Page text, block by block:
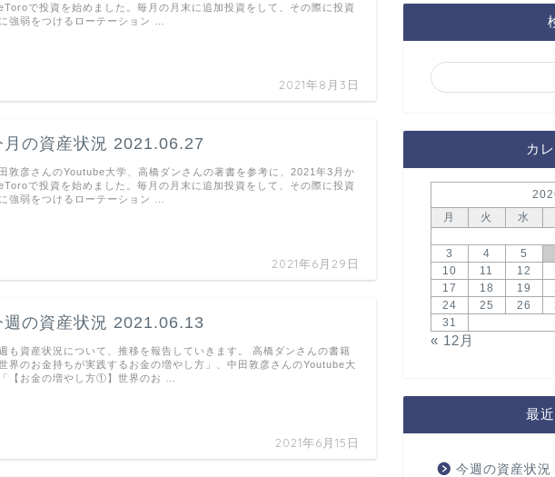
2021年8月3日
で投資を始めました。毎月の月末に追加投資をして、その際に投資
強弱をつけるローテーション …
月の資産状況 2021.06.27
2021年6月29日
敦彦さんのYoutube大学、高橋ダンさんの著書を参考に、2021年3月か
で投資を始めました。毎月の月末に追加投資をして、その際に投資
強弱をつけるローテーション …
週の資産状況 2021.06.13
2021年6月15日
も資産状況について、推移を報告していきます。 高橋ダンさんの書籍
界のお金持ちが実践するお金の増やし方」、中田敦彦さんのYoutube大
【お金の増やし方①】世界のお …
カ
月
火 水
3
4 5
10
11 12
17
18 19
24
25 26
31
« 12月
最
今週の資産状